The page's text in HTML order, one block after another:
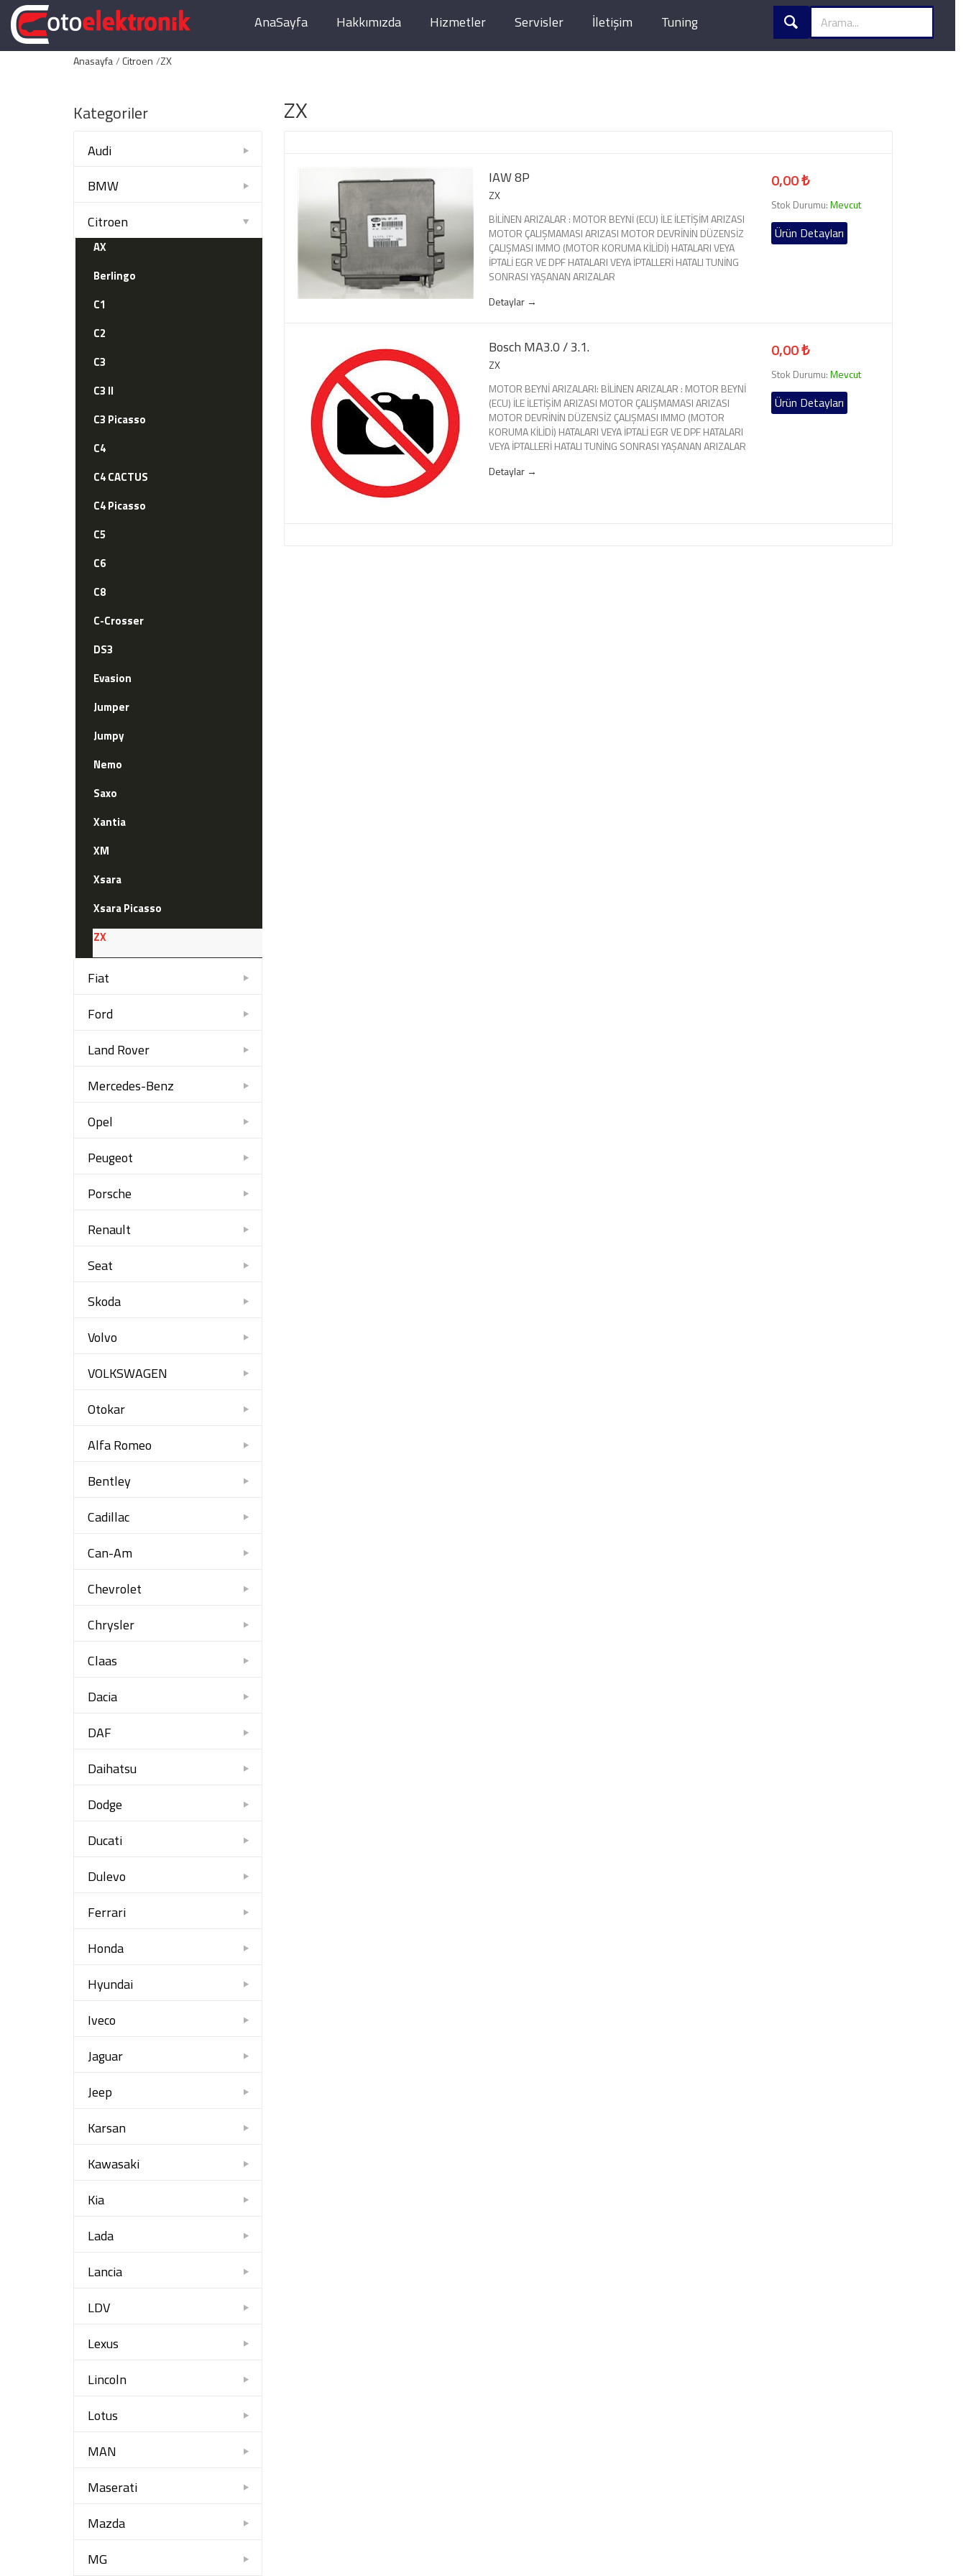
AnaSayfa Hakkımızda Hizmetler Servisler İletişim Tuning
Anasayfa Citroen ZX
Kategoriler
Audi
BMW
Citroen
AX
Berlingo
C1
C2
C3
C3 II
C3 Picasso
C4
C4 CACTUS
C4 Picasso
C5
C6
C8
C-Crosser
DS3
Evasion
Jumper
Jumpy
Nemo
Saxo
Xantia
XM
Xsara
Xsara Picasso
ZX
Fiat
Ford
Land Rover
Mercedes-Benz
Opel
Peugeot
Porsche
Renault
Seat
Skoda
Volvo
VOLKSWAGEN
Otokar
Alfa Romeo
Bentley
Cadillac
Can-Am
Chevrolet
Chrysler
Claas
Dacia
DAF
Daihatsu
Dodge
Ducati
Dulevo
Ferrari
Honda
Hyundai
Iveco
Jaguar
Jeep
Karsan
Kawasaki
Kia
Lada
Lancia
LDV
Lexus
Lincoln
Lotus
MAN
Maserati
Mazda
MG
ZX
IAW 8P
ZX
BİLİNEN ARIZALAR : MOTOR BEYNİ (ECU) İLE İLETİŞİM ARIZASI
MOTOR ÇALIŞMAMASI ARIZASI MOTOR DEVRİNİN DÜZENSİZ
ÇALIŞMASI IMMO (MOTOR KORUMA KİLİDİ) HATALARI VEYA
İPTALİ EGR VE DPF HATALARI VEYA İPTALLERİ HATALI TUNİNG
SONRASI YAŞANAN ARIZALAR
Detaylar →
0,00 ₺
Stok Durumu:Mevcut
Ürün Detayları
Bosch MA3.0 / 3.1.
ZX
MOTOR BEYNİ ARIZALARI: BİLİNEN ARIZALAR : MOTOR BEYNİ
(ECU) İLE İLETİŞİM ARIZASI MOTOR ÇALIŞMAMASI ARIZASI
MOTOR DEVRİNİN DÜZENSİZ ÇALIŞMASI IMMO (MOTOR
KORUMA KİLİDİ) HATALARI VEYA İPTALİ EGR VE DPF HATALARI
VEYA İPTALLERİ HATALI TUNİNG SONRASI YAŞANAN ARIZALAR
Detaylar →
0,00 ₺
Stok Durumu:Mevcut
Ürün Detayları